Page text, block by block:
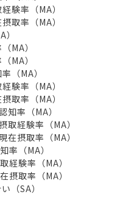
験率（MA）
取率（MA）
MA）
MA）
（MA）
験率（MA）
取率（MA）
率（MA）
経験率（MA）
摂取率（MA）
率（MA）
経験率（MA）
摂取率（MA）
（SA）